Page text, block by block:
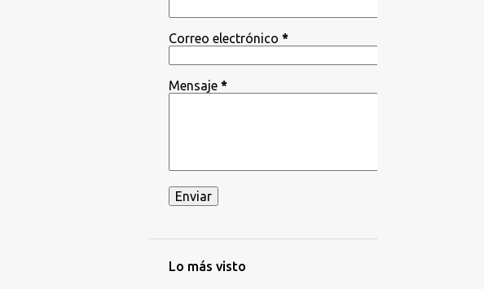
Correo electrónico *
Mensaje *
Lo más visto